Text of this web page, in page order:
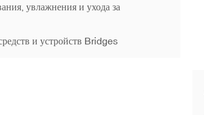
увлажнения и ухода за
и устройств Bridges